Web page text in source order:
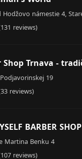
reviews)
19
reviews)
BARBER SHOP
Martina Benku 4
reviews)